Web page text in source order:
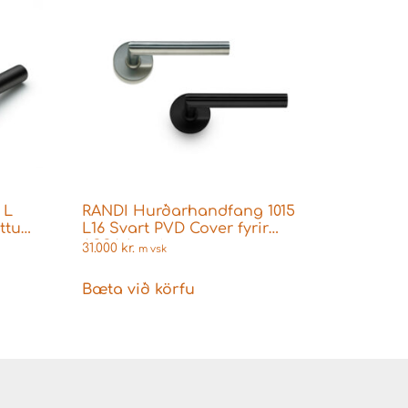
L
RANDI Hurðarhandfang 1015
L16 Svart PVD Cover fyrir
ASSA Læsingar
31.000 kr. m vsk
Bæta við körfu